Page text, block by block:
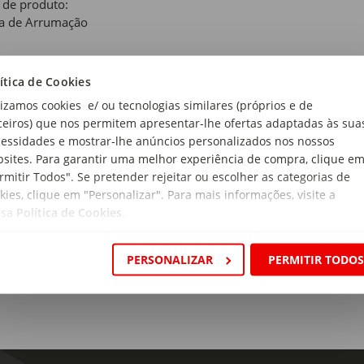
de Cookies
cookies e/ ou tecnologias similares (próprios e de
que nos permitem apresentar-lhe ofertas adaptadas às
e mostrar-lhe anúncios personalizados nos nossos
Para garantir uma melhor experiência de compra, clique em
Todos". Se pretender rejeitar ou escolher as categorias de
clique em "Personalizar". Para mais informações, visite a
Política de Cookies
PERSONALIZAR PERMITIR TODOS
produto:
de Arrumação
e Amarelo